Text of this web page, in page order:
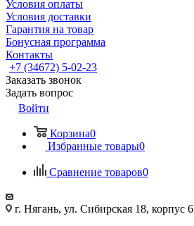
Условия оплаты
Условия доставки
Гарантия на товар
Бонусная программа
Контакты
+7 (34672) 5-02-23
Заказать звонок
Задать вопрос
Войти
Корзина0
Избранные товары0
Сравнение товаров0
г. Нягань, ул. Сибирская 18, корпус 6